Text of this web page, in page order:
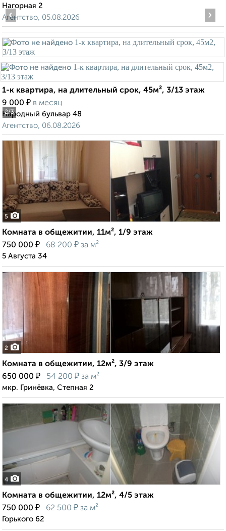
Нагорная 2
Агентство, 05.08.2026
2/3
‹ ›
1-к квартира, на длительный срок, 45м², 3/13 этаж
9 000 ₽ в месяц
Народный бульвар 48
Агентство, 06.08.2026
5
Комната в общежитии, 11м², 1/9 этаж
750 000 ₽ 68 200 ₽ за м²
5 Августа 34
2
Комната в общежитии, 12м², 3/9 этаж
650 000 ₽ 54 200 ₽ за м²
мкр. Гринёвка, Степная 2
4
Комната в общежитии, 12м², 4/5 этаж
750 000 ₽ 62 500 ₽ за м²
Горького 62